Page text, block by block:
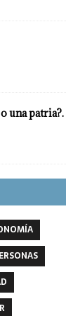
una patria?.